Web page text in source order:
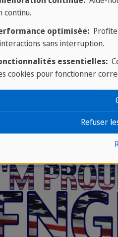
du quotidien, le
nouveau mot est de
essayez de le dire
l’anglais
pour un weekend par
être utiles pour
livres et regarder des
continu.
optimisée:Profite
sans interruption.
essentielles:
cookies pour fonctionner
Refuser